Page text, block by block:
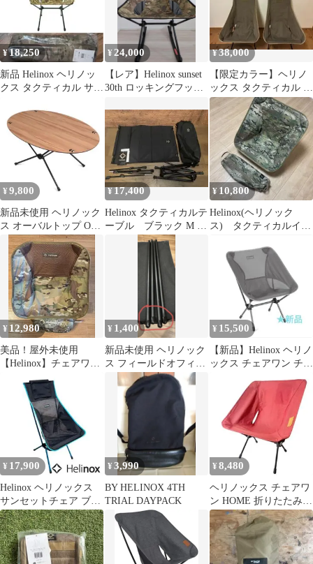
¥18,250
新品 Helinox ヘリノッ
クス タクティカル サン
¥24,000
【レア】Helinox sunset
30th ロッキングフット
¥38,000
【限定カラー】ヘリノ
ックス タクティカル チ
ェアツー グリーン
¥ 9,800
新品未使用 ヘリノック
ス オーバルトップ Oval
Top テーブル Ｍ用 天板
¥17,400
Helinox タクティカルテ
ーブル ブラック M 折
りたたみ天板未使用
¥ 10,800
Helinox(ヘリノック
ス) タクティカルイン
チカモ）
¥ 12,980
美品！屋外未使用
【Helinox】チェアワン
¥ 1,400
新品未使用 ヘリノック
ス フィールドオフィス
脚部用保護キャップ 3
個セット 5
¥ 15,500
【新品】Helinox ヘリノ
ックス チェアワン チャ
¥ 17,900
Helinox ヘリノックス
サンセットチェア ブラ
ック×ブルー 美品
¥3,990
BY HELINOX 4TH
TRIAL DAYPACK
¥ 8,480
ヘリノックス チェアワ
ン HOME 折りたたみチ
ェア 赤